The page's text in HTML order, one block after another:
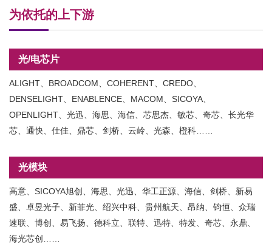
为依托的上下游
光/电芯片
ALIGHT、BROADCOM、COHERENT、CREDO、
DENSELIGHT、ENABLENCE、MACOM、SICOYA、
OPENLIGHT、光迅、海思、海信、芯思杰、敏芯、奇芯、长光华
芯、通快、仕佳、鼎芯、剑桥、云岭、光森、橙科……
光模块
高意、SICOYA旭创、海思、光迅、华工正源、海信、剑桥、新易
盛、卓昱光子、新菲光、绍兴中科、贵州航天、昂纳、钧恒、众瑞
速联、博创、易飞扬、德科立、联特、迅特、特发、奇芯、永鼎、
海光芯创……